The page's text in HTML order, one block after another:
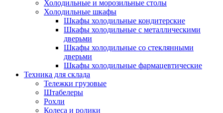
Холодильные и морозильные столы
Холодильные шкафы
Шкафы холодильные кондитерские
Шкафы холодильные с металлическими
дверьми
Шкафы холодильные со стеклянными
дверьми
Шкафы холодильные фармацевтические
Техника для склада
Тележки грузовые
Штабелеры
Рохли
Колеса и ролики